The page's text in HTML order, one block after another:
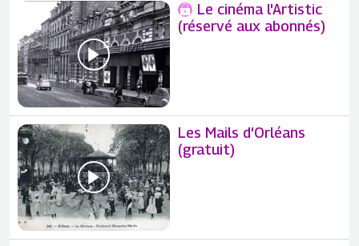
Le cinéma l'Artistic
(réservé aux abonnés)
Les Mails d'Orléans
(gratuit)